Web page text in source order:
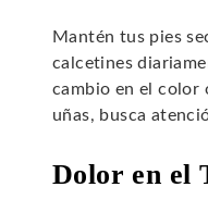
Mantén tus pies
calcetines
cambio en el color
uñas, busca
Dolor en el